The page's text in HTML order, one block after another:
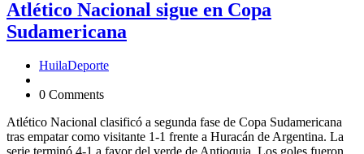
Atlético Nacional sigue en Copa
Sudamericana
HuilaDeporte
0 Comments
Atlético Nacional clasificó a segunda fase de Copa Sudamericana
tras empatar como visitante 1-1 frente a Huracán de Argentina. La